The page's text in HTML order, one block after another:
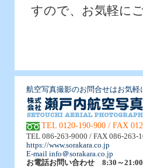
すので、お気軽に
航空写真撮影のお問合せはお気軽
TEL 0120-190-900 / FAX
TEL 086-263-9000 / FAX 086-263-
https://www.sorakara.co.jp
E-mail info＠sorakara.co.jp
お電話お問い合わせ 8:30～21:00